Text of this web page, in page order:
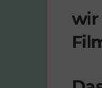
wir